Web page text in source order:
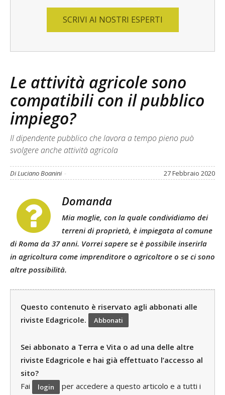
SCRIVI AI NOSTRI ESPERTI
Le attività agricole sono
compatibili con il pubblico
impiego?
Il dipendente pubblico che lavora a tempo pieno può
svolgere anche attività agricola
Di Luciano Boanini - 27 Febbraio 2020
Domanda
Mia moglie, con la quale condividiamo dei
terreni di proprietà, è impiegata al comune
di Roma da 37 anni. Vorrei sapere se è possibile inserirla
in agricoltura come imprenditore o agricoltore o se ci sono
altre possibilità.
Questo contenuto è riservato agli abbonati alle
riviste Edagricole.
Abbonati
Sei abbonato a Terra e Vita o ad una delle altre
riviste Edagricole e hai già effettuato l’accesso al
sito?
Fai
login
per accedere a questo articolo e a tutti i